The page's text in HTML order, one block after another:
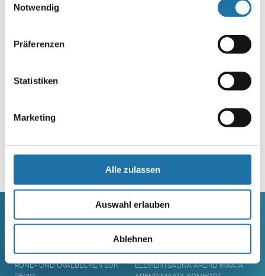
unsererDatenschutzerklärung
Notwendig
Präferenzen
Statistiken
Marketing
Alle zulassen
Auswahl erlauben
Ablehnen
Letzte Artikel
RUNDBECKEN RIMINI
RUND- UND OVALBECKEN SUN
SAUNA
ELEMENTSAUNA AREND MAATA